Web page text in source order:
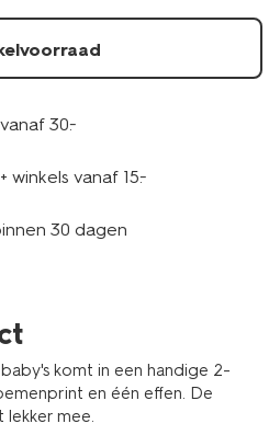
30.-
winkels vanaf 15.-
30 dagen
komt in een handige 2-
en één effen. De
mee.